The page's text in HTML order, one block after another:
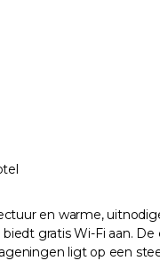
en warme,
gratis Wi-Fi aan.
ligt op een